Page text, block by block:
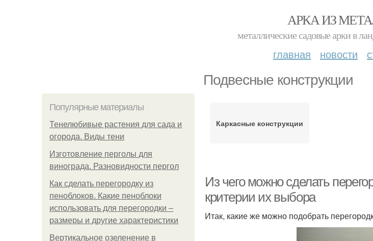
АРКА ИЗ
металлические садовые арки в
главная новости
Подвесные конструкции
Популярные материалы
Тенелюбивые растения для сада и
огорода. Виды тени
Изготовление перголы для
винограда. Разновидности пергол
Как сделать перегородку из
пеноблоков. Какие пеноблоки
использовать для перегородки –
размеры и другие характеристики
Вертикальное озеленение в
Каркасные конструкции
Из чего можно сделать
критерии их выбора
Итак, какие же можно подобрать